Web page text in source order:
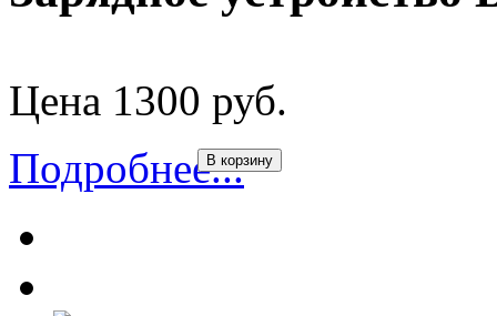
Цена 1300 руб.
Подробнее...
В корзину